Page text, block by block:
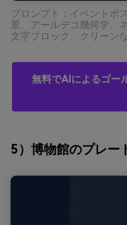
プロンプト：イベントポ
景、アールデコ幾何学、
文字ブロック、クリーン
無料でAIによるゴー
5）博物館のプレー